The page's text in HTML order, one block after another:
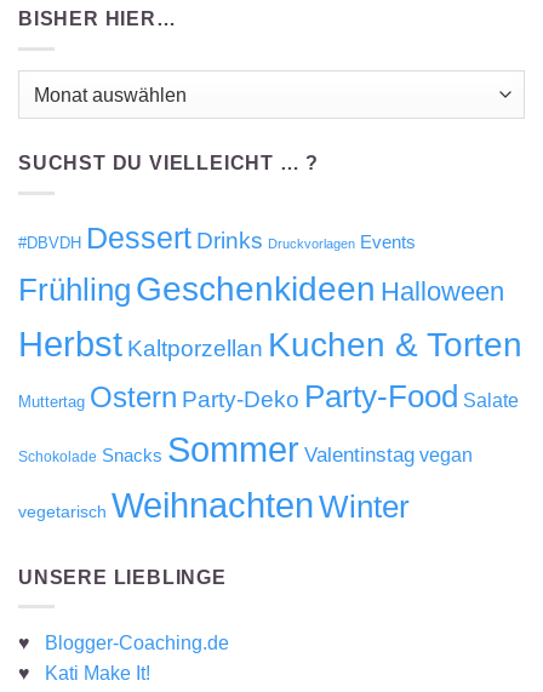
BISHER HIER…
SUCHST DU VIELLEICHT … ?
#DBVDH Dessert Drinks Druckvorlagen Events
Frühling Geschenkideen Halloween
Herbst Kaltporzellan Kuchen & Torten
Muttertag Ostern Party-Deko Party-Food Salate
Schokolade Snacks Sommer Valentinstag vegan
vegetarisch WeihnachtenWinter
UNSERE LIEBLINGE
♥
Blogger-Coaching.de
♥
Kati Make It!